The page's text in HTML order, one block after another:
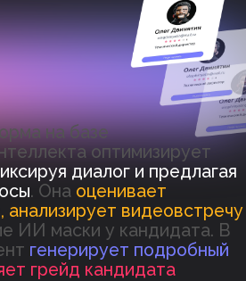
на базе
оптимизирует
диалог и предлагая
. Она оценивает
анализирует видеовстречу
ИИ маски у кандидата. В
генерирует подробный
грейд кандидата